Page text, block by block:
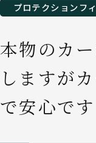
プロテクションフ
本物のカ
しますが
で安心です